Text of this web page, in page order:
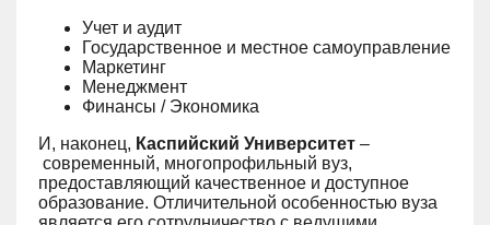
Учет и аудит
Государственное и местное самоуправление
Маркетинг
Менеджмент
Финансы / Экономика
И, наконец, Каспийский Университет –
современный, многопрофильный вуз,
предоставляющий качественное и доступное
образование. Отличительной особенностью вуза